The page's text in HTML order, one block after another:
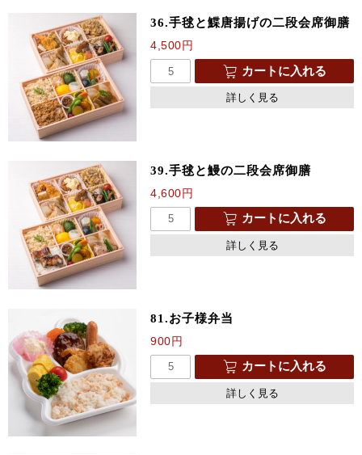
36.手毬と鰈唐揚げの二段会席御膳
4,500円
カートに入れる
詳しく見る
39.手毬と鰻の二段会席御膳
4,600円
カートに入れる
詳しく見る
81.お子様弁当
900円
カートに入れる
詳しく見る